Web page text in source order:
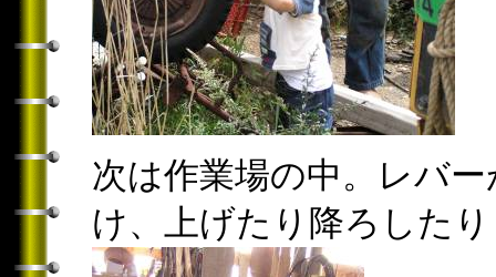
次は作業場の中。レバ
け、上げたり降ろした